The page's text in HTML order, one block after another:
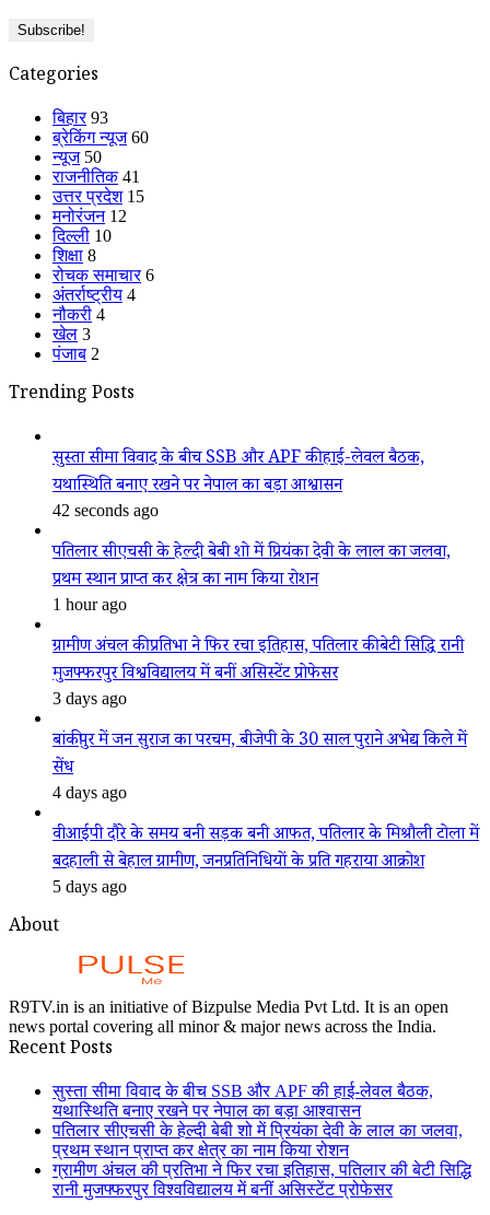
Categories
बिहार 93
ब्रेकिंग न्यूज 60
न्यूज 50
राजनीतिक 41
उत्तर प्रदेश 15
मनोरंजन 12
दिल्ली 10
शिक्षा 8
रोचक समाचार 6
अंतर्राष्ट्रीय 4
नौकरी 4
खेल 3
पंजाब 2
Trending Posts
सुस्ता सीमा विवाद के बीच SSB और APF की हाई-लेवल बैठक,
यथास्थिति बनाए रखने पर नेपाल का बड़ा आश्वासन
42 seconds ago
पतिलार सीएचसी के हेल्दी बेबी शो में प्रियंका देवी के लाल का जलवा,
प्रथम स्थान प्राप्त कर क्षेत्र का नाम किया रोशन
1 hour ago
ग्रामीण अंचल की प्रतिभा ने फिर रचा इतिहास, पतिलार की बेटी सिद्धि रानी
मुजफ्फरपुर विश्वविद्यालय में बनीं असिस्टेंट प्रोफेसर
3 days ago
बांकीपुर में जन सुराज का परचम, बीजेपी के 30 साल पुराने अभेद्य किले में
सेंध
4 days ago
वीआईपी दौरे के समय बनी सड़क बनी आफत, पतिलार के मिश्रौली टोला में
बदहाली से बेहाल ग्रामीण, जनप्रतिनिधियों के प्रति गहराया आक्रोश
5 days ago
About
R9TV.in is an initiative of Bizpulse Media Pvt Ltd. It is an open
news portal covering all minor & major news across the India.
Recent Posts
सुस्ता सीमा विवाद के बीच SSB और APF की हाई-लेवल बैठक,
यथास्थिति बनाए रखने पर नेपाल का बड़ा आश्वासन
पतिलार सीएचसी के हेल्दी बेबी शो में प्रियंका देवी के लाल का जलवा,
प्रथम स्थान प्राप्त कर क्षेत्र का नाम किया रोशन
ग्रामीण अंचल की प्रतिभा ने फिर रचा इतिहास, पतिलार की बेटी सिद्धि
रानी मुजफ्फरपुर विश्वविद्यालय में बनीं असिस्टेंट प्रोफेसर